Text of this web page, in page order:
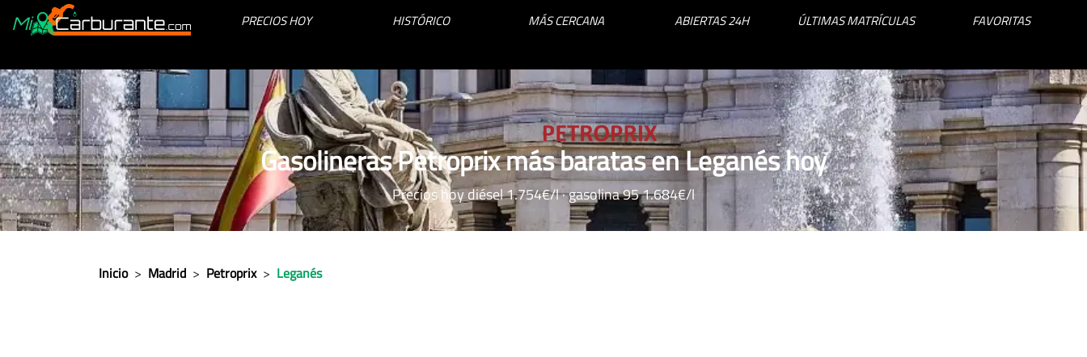
PRECIOS HOY HISTÓRICO MÁS CERCANA ABIERTAS 24H ÚLTIMAS MATRÍCULAS FAVORITAS
Gasolineras Petroprix más baratas en Leganés hoy
Precios hoy diésel 1.754€/l · gasolina 95 1.684€/l
Inicio > Madrid > Petroprix > Leganés